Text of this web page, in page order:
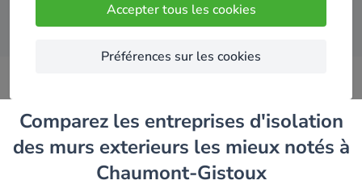
Accepter tous les cookies
Préférences sur les cookies
Comparer des devis
Comparez les entreprises d'isolation
des murs exterieurs les mieux notés à
Chaumont-Gistoux